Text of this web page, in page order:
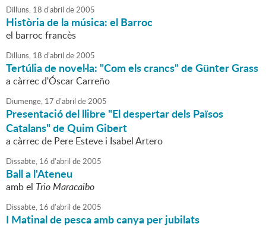
Dilluns, 18 d'abril de2005
Història de la música: el Barroc
el barroc francès
Dilluns, 18 d'abril de2005
Tertúlia de novel·la: "Com els crancs" de Günter Grass
a càrrec d'Óscar Carreño
Diumenge, 17 d'abril de2005
Presentació del llibre "El despertar dels Països
Catalans" de Quim Gibert
a càrrec de Pere Esteve i Isabel Artero
Dissabte, 16 d'abril de2005
Ball a l'Ateneu
amb el Trio Maracaibo
Dissabte, 16 d'abril de2005
I Matinal de pesca amb canya per jubilats